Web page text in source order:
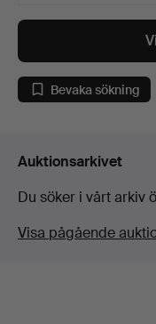
Bevaka sökning
Auktionsarkivet
Du söker i vårt arkiv
Visa pågående